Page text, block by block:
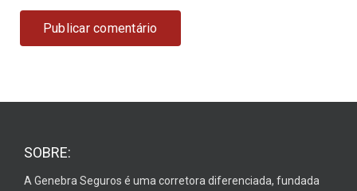
SOBRE:
A Genebra Seguros é uma corretora diferenciada, fundada